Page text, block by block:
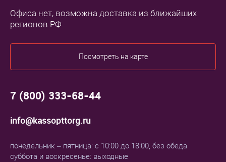
Офиса нет, возможна доставка из ближайших
регионов РФ
Посмотреть на карте
7 (800) 333-68-44
info@kassopttorg.ru
понедельник – пятница: с 10:00 до 18:00, без обеда
суббота и воскресенье: выходные